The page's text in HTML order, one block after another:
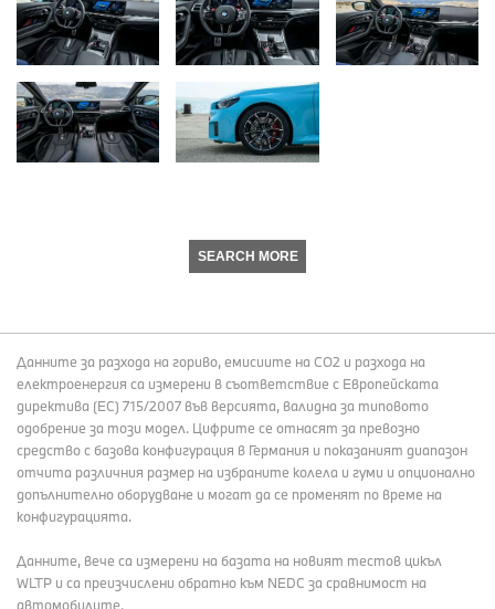
SEARCH MORE
Данните за разхода на гориво, емисиите на СО2 и разхода на
електроенергия са измерени в съответствие с Европейската
директива (EC) 715/2007 във версията, валидна за типовото
одобрение за този модел. Цифрите се отнасят за превозно
средство с базова конфигурация в Германия и показаният диапазон
отчита различния размер на избраните колела и гуми и опционално
допълнително оборудване и могат да се променят по време на
конфигурацията.
Данните, вече са измерени на базата на новият тестов цикъл
WLTP и са преизчислени обратно към NEDC за сравнимост на
автомобилите.